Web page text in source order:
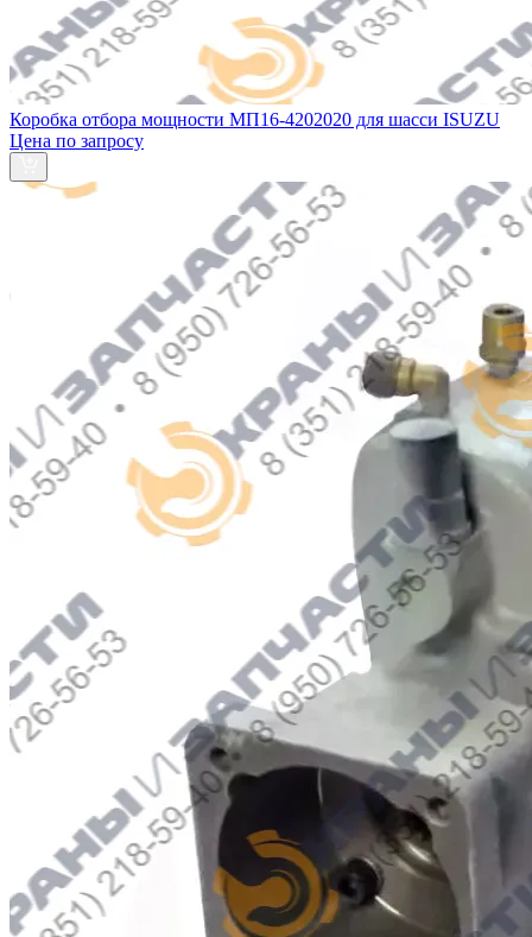
Коробка отбора мощности МП16-4202020 для шасси ISUZU
Цена по запросу